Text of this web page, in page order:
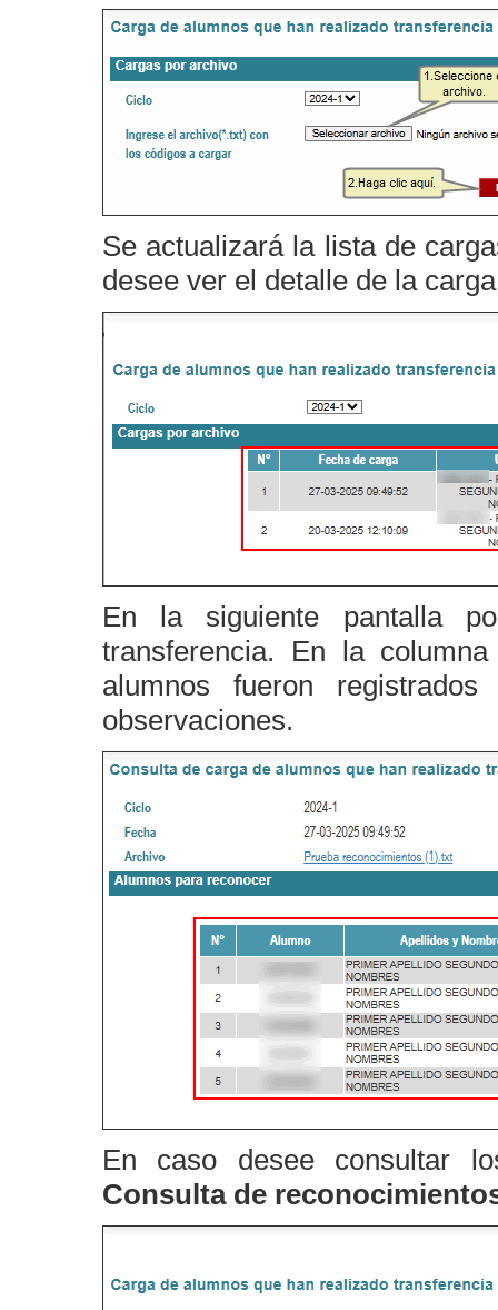
Se actualizará la lista de
desee ver el detalle de la
En la siguiente pantalla
transferencia. En la
alumnos fueron
observaciones.
En caso desee consultar
Consulta de